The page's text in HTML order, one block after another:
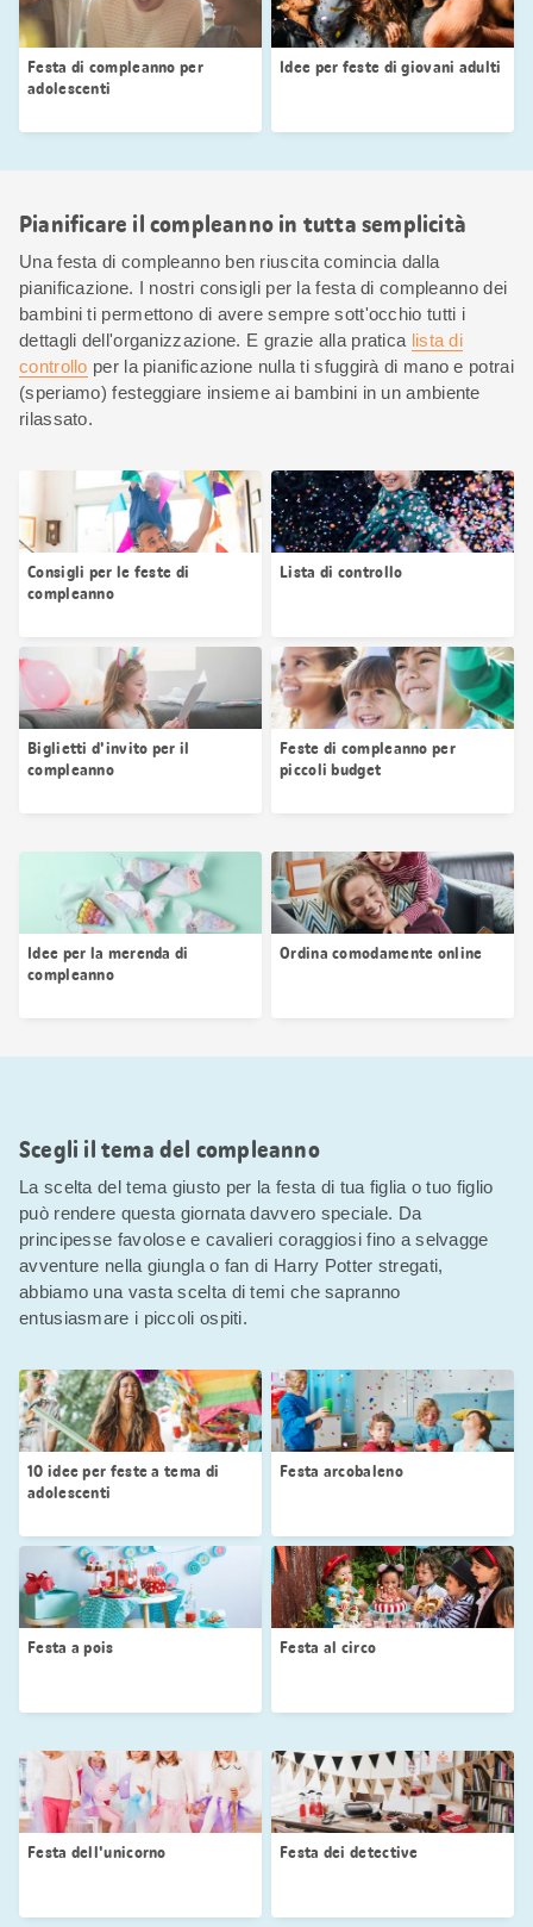
Festa di compleanno per
adolescenti
Idee per feste di giovani adulti
Pianificare il compleanno in tutta semplicità
Una festa di compleanno ben riuscita comincia dalla
pianificazione. I nostri consigli per la festa di compleanno dei
bambini ti permettono di avere sempre sott'occhio tutti i
dettagli dell'organizzazione. E grazie alla pratica lista di
controllo per la pianificazione nulla ti sfuggirà di mano e potrai
(speriamo) festeggiare insieme ai bambini in un ambiente
rilassato.
Consigli per le feste di
compleanno
Lista di controllo
Biglietti d'invito per il
compleanno
Feste di compleanno per
piccoli budget
Idee per la merenda di
compleanno
Ordina comodamente online
Scegli il tema del compleanno
La scelta del tema giusto per la festa di tua figlia o tuo figlio
può rendere questa giornata davvero speciale. Da
principesse favolose e cavalieri coraggiosi fino a selvagge
avventure nella giungla o fan di Harry Potter stregati,
abbiamo una vasta scelta di temi che sapranno
entusiasmare i piccoli ospiti.
10 idee per feste a tema di
adolescenti
Festa arcobaleno
Festa a pois Festa al circo
Festa dell'unicorno Festa dei detective